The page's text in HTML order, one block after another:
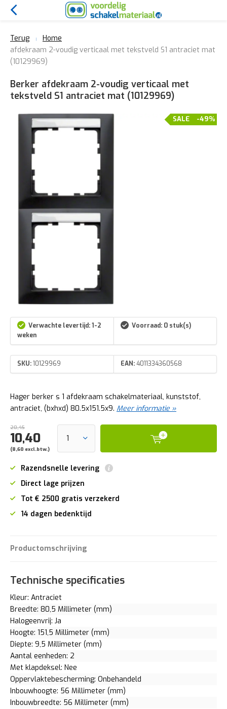
Terug
Home
afdekraam 2-voudig verticaal met tekstveld S1 antraciet mat
(10129969)
Berker afdekraam 2-voudig verticaal met
tekstveld S1 antraciet mat (10129969)
-49%
SALE
Verwachte levertijd: 1-2
weken
Voorraad: 0 stuk(s)
SKU:10129969 EAN:4011334360568
Hager berker s 1 afdekraam schakelmateriaal, kunststof,
antraciet, (bxhxd) 80.5x151.5x9. Meer informatie »
20,45
10,40
(8,60 excl.btw.)
Razendsnelle levering
Direct lage prijzen
Tot € 2500 gratis verzekerd
14 dagen bedenktijd
Productomschrijving
Technische specificaties
Kleur: Antraciet
Breedte: 80,5 Millimeter (mm)
Halogeenvrij: Ja
Hoogte: 151,5 Millimeter (mm)
Diepte: 9,5 Millimeter (mm)
Aantal eenheden: 2
Met klapdeksel: Nee
Oppervlaktebescherming: Onbehandeld
Inbouwhoogte: 56 Millimeter (mm)
Inbouwbreedte: 56 Millimeter (mm)